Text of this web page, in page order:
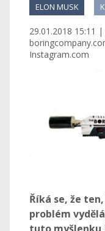
ELON MUSK
29.01.2018 15:11
Instagram.com
Říká se, že
problém